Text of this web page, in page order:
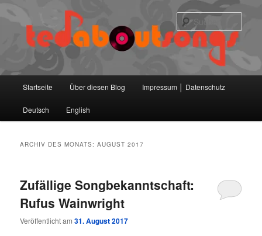
springen
springen
Startseite Über diesen Blog Impressum │ Datenschutz
Deutsch English
ARCHIV DES MONATS:AUGUST 2017
Zufällige Songbekanntschaft:
Rufus Wainwright
Veröffentlicht am31. August 2017